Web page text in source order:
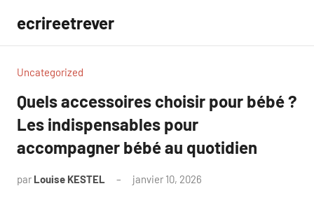
contenu
ecrireetrever
Uncategorized
Quels accessoires choisir pour bébé ?
Les indispensables pour
accompagner bébé au quotidien
par Louise KESTEL janvier 10, 2026